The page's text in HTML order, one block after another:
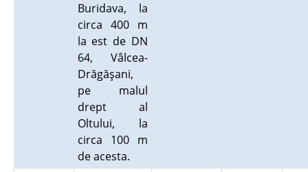
Buridava, la
circa 400 m
la est de DN
64, Vâlcea-
Drăgăşani,
pe malul
drept al
Oltului, la
circa 100 m
de acesta.